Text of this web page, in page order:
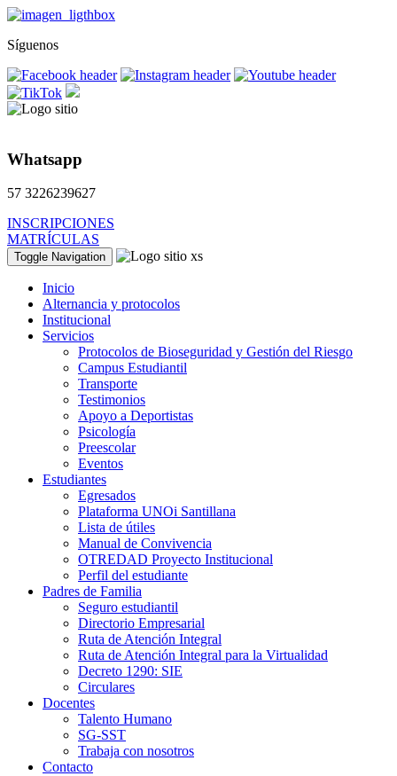
Síguenos
Whatsapp
57 3226239627
INSCRIPCIONES
MATRÍCULAS
Toggle Navigation
Inicio
Alternancia y protocolos
Institucional
Servicios
Protocolos de Bioseguridad y Gestión del Riesgo
Campus Estudiantil
Transporte
Testimonios
Apoyo a Deportistas
Psicología
Preescolar
Eventos
Estudiantes
Egresados
Plataforma UNOi Santillana
Lista de útiles
Manual de Convivencia
OTREDAD Proyecto Institucional
Perfil del estudiante
Padres de Familia
Seguro estudiantil
Directorio Empresarial
Ruta de Atención Integral
Ruta de Atención Integral para la Virtualidad
Decreto 1290: SIE
Circulares
Docentes
Talento Humano
SG-SST
Trabaja con nosotros
Contacto